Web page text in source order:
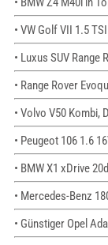
• VW Golf VII 1.5
• Luxus SUV
• Range Rover
• Volvo V50 Kombi,
• Peugeot 106 1.6
• BMW X1 xDrive
• Mercedes-Benz
• Günstiger Opel